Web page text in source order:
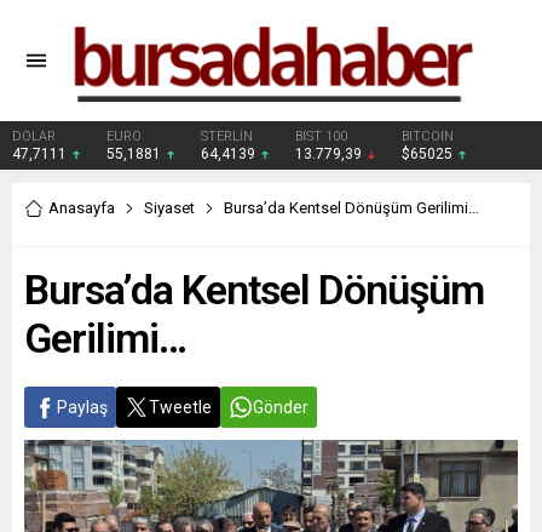
DOLAR
47,7111
EURO
55,1881
STERLİN
64,4139
BIST 100
13.779,39
BITCOIN
$65025
Anasayfa Siyaset Bursa’da Kentsel Dönüşüm Gerilimi…
Bursa’da Kentsel Dönüşüm
Gerilimi…
Paylaş Tweetle Gönder